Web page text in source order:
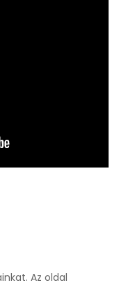
Az oldal